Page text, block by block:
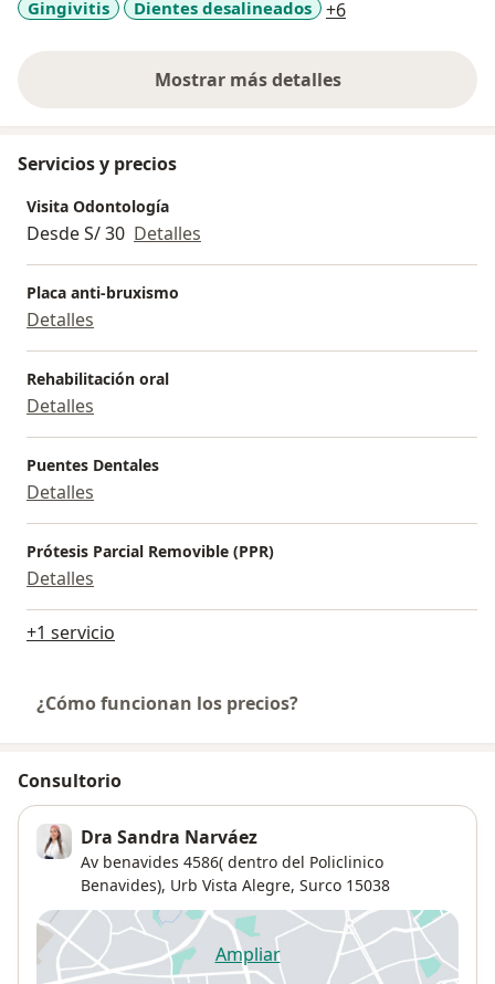
Gingivitis
Dientes desalineados +6
Mostrar más detalles
sobre la experiencia
Servicios y precios
Visita Odontología
Desde S/ 30 Detalles
Placa anti-bruxismo
Detalles
Rehabilitación oral
Detalles
Puentes Dentales
Detalles
Prótesis Parcial Removible (PPR)
Detalles
+1 servicio
¿Cómo funcionan los precios?
Consultorio
Dra Sandra Narváez
Av benavides 4586( dentro del Policlinico
Benavides), Urb Vista Alegre, Surco 15038
Ampliarse abre en una nueva